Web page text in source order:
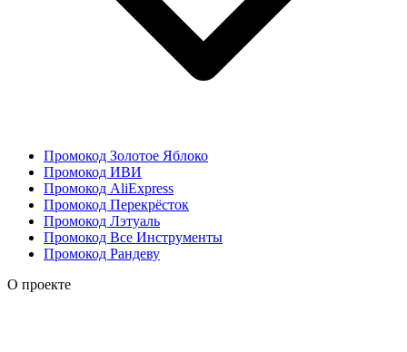
Промокод Золотое Яблоко
Промокод ИВИ
Промокод AliExpress
Промокод Перекрёсток
Промокод Лэтуаль
Промокод Все Инструменты
Промокод Рандеву
О проекте